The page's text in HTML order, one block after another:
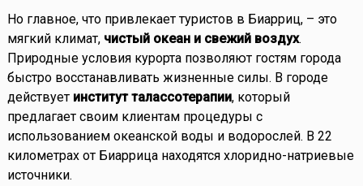
Но главное, что привлекает туристов в Биарриц, – это
мягкий климат, чистый океан и свежий воздух.
Природные условия курорта позволяют гостям города
быстро восстанавливать жизненные силы. В городе
действует институт талассотерапии, который
предлагает своим клиентам процедуры с
использованием океанской воды и водорослей. В 22
километрах от Биаррица находятся хлоридно-натриевые
источники.